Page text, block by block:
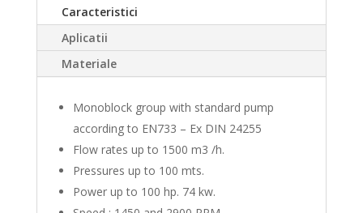
Caracteristici
Aplicatii
Materiale
Monoblock group with standard pump
according to EN733 – Ex DIN 24255
Flow rates up to 1500 m3 /h.
Pressures up to 100 mts.
Power up to 100 hp. 74 kw.